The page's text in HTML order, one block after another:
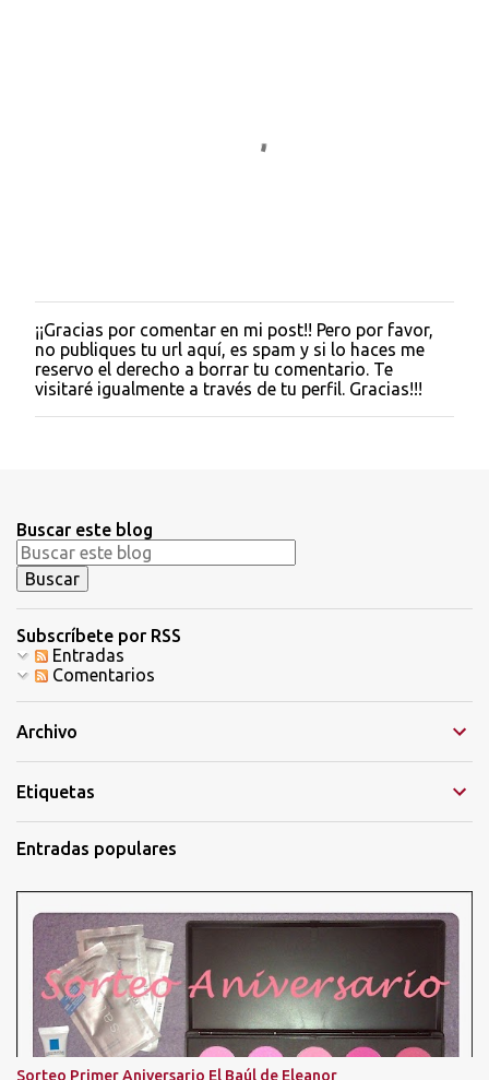
P
u
b
l
i
c
o
m
e
n
t
a
r
i
o
¡¡Gracias por comentar en mi post!! Pero por favor,
no publiques tu url aquí, es spam y si lo haces me
reservo el derecho a borrar tu comentario. Te
visitaré igualmente a través de tu perfil. Gracias!!!
Buscar este blog
Subscríbete por RSS
Entradas
Comentarios
Archivo
Etiquetas
Entradas populares
Sorteo Primer Aniversario El Baúl de Eleanor